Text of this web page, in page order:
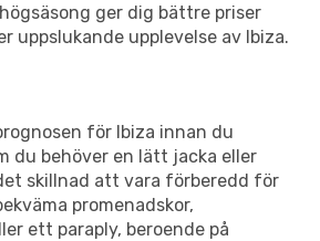
ger dig bättre priser
uppslukande upplevelse av Ibiza.
för Ibiza innan du
du behöver en lätt jacka eller
skillnad att vara förberedd för
promenadskor,
ett paraply, beroende på